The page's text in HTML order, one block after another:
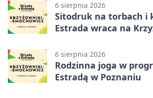
6 sierpnia 2026
Sitodruk na torbach i
Estrada wraca na
6 sierpnia 2026
Rodzinna joga w
Estradą w Poznaniu